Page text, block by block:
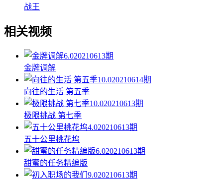
战王
相关视频
6.020210613期
金牌调解
10.020210614期
向往的生活 第五季
10.020210613期
极限挑战 第七季
4.020210613期
五十公里桃花坞
6.020210613期
甜蜜的任务精编版
9.020210613期